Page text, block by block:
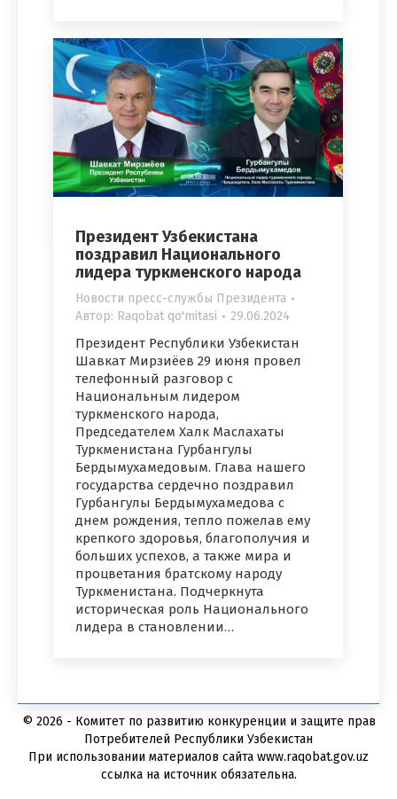
Президент Узбекистана
поздравил Национального
лидера туркменского народа
Новости пресс-службы Президента
Автор: Raqobat qo'mitasi 29.06.2024
Президент Республики Узбекистан
Шавкат Мирзиёев 29 июня провел
телефонный разговор с
Национальным лидером
туркменского народа,
Председателем Халк Маслахаты
Туркменистана Гурбангулы
Бердымухамедовым. Глава нашего
государства сердечно поздравил
Гурбангулы Бердымухамедова c
днем рождения, тепло пожелав ему
крепкого здоровья, благополучия и
больших успехов, а также мира и
процветания братскому народу
Туркменистана. Подчеркнута
историческая роль Национального
лидера в становлении…
© 2026 - Комитет по развитию конкуренции и защите прав
Потребителей Республики Узбекистан
При использовании материалов сайта www.raqobat.gov.uz
ссылка на источник обязательна.